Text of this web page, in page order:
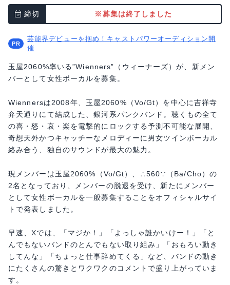
締切 ※募集は終了しました
芸能界デビューを掴め！キャストパワーオーディション開
催
玉屋2060%率いる”Wienners”（ウィーナーズ）が、新メン
バーとして女性ボーカルを募集。
Wiennersは2008年、玉屋2060%（Vo/Gt）を中心に吉祥寺
弁天通りにて結成した、銀河系パンクバンド。聴くもの全て
の喜・怒・哀・楽を電撃的にロックする予測不可能な展開、
奇想天外かつキャッチーなメロディーに男女ツインボーカル
絡み合う、独自のサウンドが最大の魅力。
現メンバーは玉屋2060%（Vo/Gt）、∴560∵（Ba/Cho）の
2名となっており、メンバーの脱退を受け、新たにメンバー
として女性ボーカルを一般募集することをオフィシャルサイ
トで発表しました。
早速、Xでは、「マジか！」「よっしゃ誰かいけー！」「と
んでもないバンドのとんでもない取り組み」「おもろい動き
してんな」「ちょっと仕事辞めてくる」など、バンドの動き
にたくさんの驚きとワクワクのコメントで盛り上がっていま
す。